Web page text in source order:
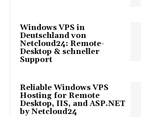
Windows VPS in
Deutschland von
Netcloud24: Remote-
Desktop & schneller
Support
Reliable Windows VPS
Hosting for Remote
Desktop, IIS, and ASP.NET
by Netcloud24